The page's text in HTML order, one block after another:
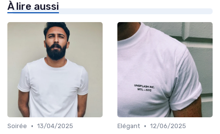
À lire aussi
Soirée • 13/04/2025
Elégant • 12/06/2025